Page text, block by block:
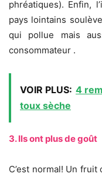
phréatiques). Enfin,
pays lointains
qui pollue mais
consommateur .
VOIR PLUS: 4
toux sèche
3. Ils ont plus de goût
C’est normal! Un